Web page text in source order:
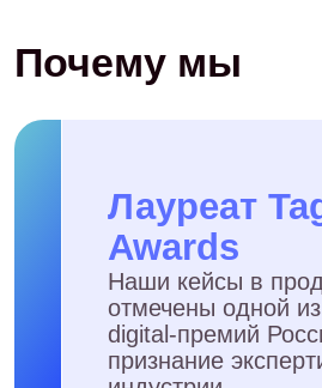
Часто задаваемые
вопросы
Какие площадки подходят
для застройщиков?
Нужно ли отдельное
сообщество для каждого